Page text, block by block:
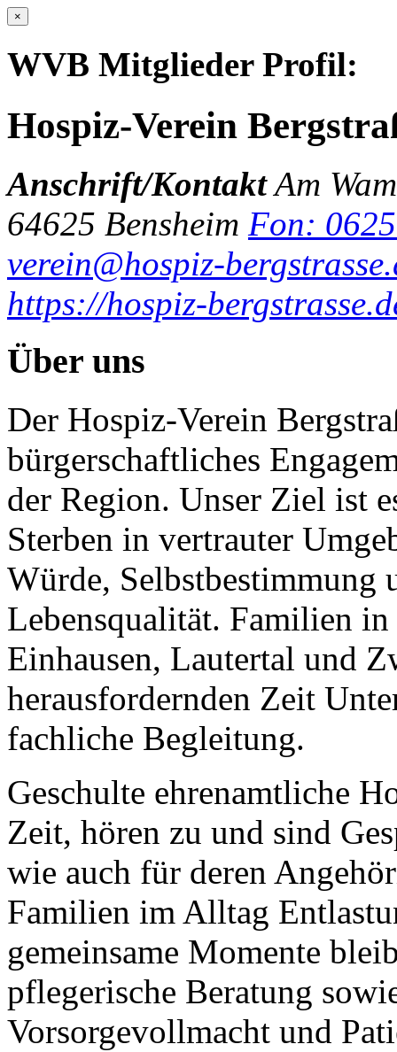
×
WVB Mitglieder Profil:
Hospiz-Verein
Anschrift/Kontakt Am
64625 Bensheim Fon:
verein@hospiz-
https://hospiz-
Über uns
Der Hospiz-Verein
bürgerschaftliches
der Region. Unser Ziel ist
Sterben in vertrauter
Würde, Selbstbestimmung
Lebensqualität. Familien
Einhausen, Lautertal und
herausfordernden Zeit
fachliche Begleitung.
Geschulte ehrenamtliche
Zeit, hören zu und sind
wie auch für deren
Familien im Alltag
gemeinsame Momente
pflegerische Beratung
Vorsorgevollmacht und